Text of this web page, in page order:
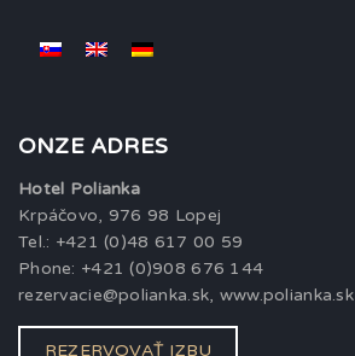
ONZE ADRES
Hotel Polianka
Krpáčovo, 976 98 Lopej
Tel.: +421 (0)48 617 00 59
Phone: +421 (0)908 676 144
rezervacie@polianka.sk, www.polianka.sk
REZERVOVAŤ IZBU